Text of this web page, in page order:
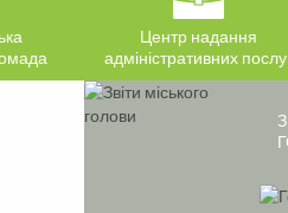
Центр надання
адміністративних